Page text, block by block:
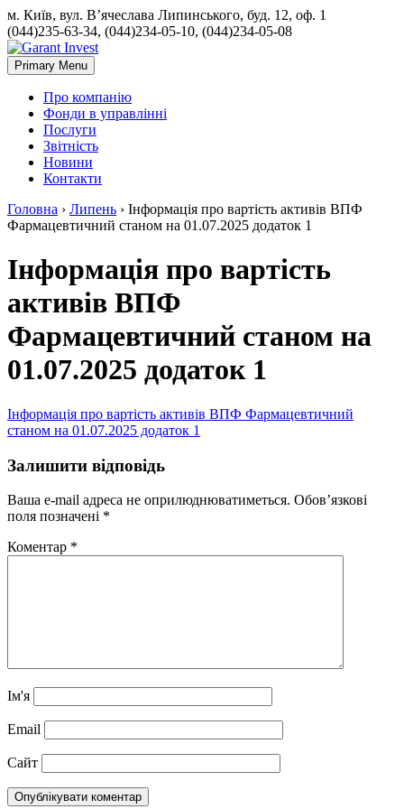
м. Київ, вул. В’ячеслава Липинського, буд. 12, оф. 1
(044)235-63-34, (044)234-05-10, (044)234-05-08
Primary Menu
Про компанію
Фонди в управлінні
Послуги
Звітність
Новини
Контакти
Головна › Липень › Інформація про вартість активів ВПФ
Фармацевтичний станом на 01.07.2025 додаток 1
Інформація про вартість
активів ВПФ
Фармацевтичний станом на
01.07.2025 додаток 1
Інформація про вартість активів ВПФ Фармацевтичний
станом на 01.07.2025 додаток 1
Залишити відповідь
Ваша e-mail адреса не оприлюднюватиметься. Обов’язкові
поля позначені *
Коментар *
Ім'я
Email
Сайт